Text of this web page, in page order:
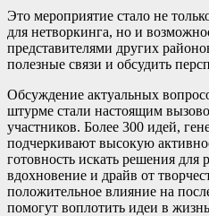
Это мероприятие стало не
для нетворкинга, но и
представителями других
полезные связи и обсудить
Обсуждение актуальных
штурме стали настоящим
участников. Более 300 идей,
подчеркивают высокую
готовность искать решения для
вдохновение и драйв от
положительное влияние на
помогут воплотить идеи в